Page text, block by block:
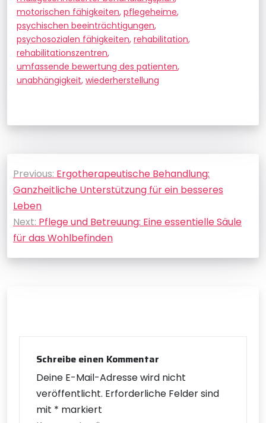
motorischen fähigkeiten, pflegeheime,
psychischen beeinträchtigungen,
psychosozialen fähigkeiten, rehabilitation,
rehabilitationszentren,
umfassende bewertung des patienten,
unabhängigkeit, wiederherstellung
Beitragsnavigation
Previous: Ergotherapeutische Behandlung:
Ganzheitliche Unterstützung für ein besseres
Leben
Next: Pflege und Betreuung: Eine essentielle Säule
für das Wohlbefinden
Schreibe einen Kommentar
Deine E-Mail-Adresse wird nicht
veröffentlicht. Erforderliche Felder sind
mit * markiert